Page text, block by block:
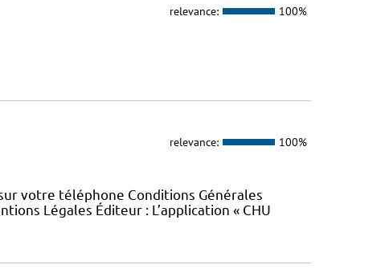
relevance: 100%
relevance: 100%
votre téléphone Conditions Générales
Légales Éditeur : L’application « CHU